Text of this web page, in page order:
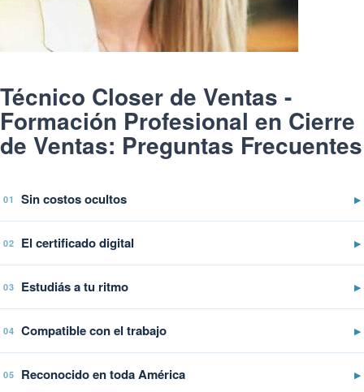
Técnico Closer de Ventas -
Formación Profesional en Cierre
de Ventas: Preguntas Frecuentes
01 Sin costos ocultos ▶
02 El certificado digital ▶
03 Estudiás a tu ritmo ▶
04 Compatible con el trabajo ▶
05 Reconocido en toda América ▶